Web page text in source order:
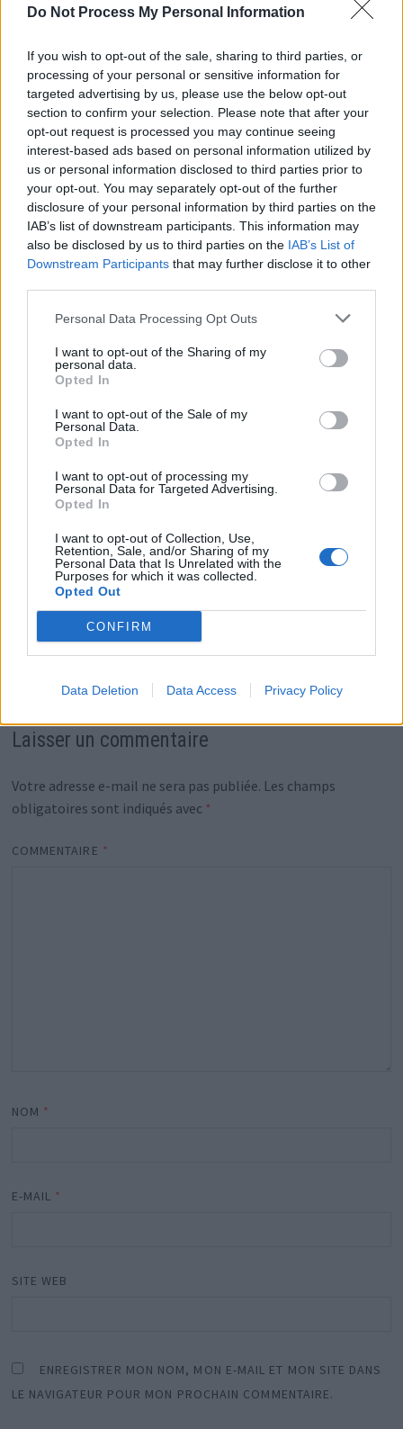
Do Not Process My Personal Information
If you wish to opt-out of the sale, sharing to third parties, or
processing of your personal or sensitive information for
targeted advertising by us, please use the below opt-out
section to confirm your selection. Please note that after your
opt-out request is processed you may continue seeing
interest-based ads based on personal information utilized by
us or personal information disclosed to third parties prior to
your opt-out. You may separately opt-out of the further
disclosure of your personal information by third parties on the
IAB’s list of downstream participants. This information may
also be disclosed by us to third parties on the IAB’s List of
Downstream Participants that may further disclose it to other
Personal Data Processing Opt Outs
I want to opt-out of the Sharing of my
personal data.
Opted In
I want to opt-out of the Sale of my
Personal Data.
Opted In
I want to opt-out of processing my
Personal Data for Targeted Advertising.
Opted In
I want to opt-out of Collection, Use,
Retention, Sale, and/or Sharing of my
Personal Data that Is Unrelated with the
Purposes for which it was collected.
Opted Out
CONFIRM
Data Deletion Data Access Privacy Policy
Les confidences de Marc Lavoine sur sa relation avec
14 octobre 2024
Omar Sy condamné par la Justice Suisse pour cette
7 juin 2024
Laisser un commentaire
Votre adresse e-mail ne sera pas publiée. Les champs
obligatoires sont indiqués avec *
COMMENTAIRE *
NOM *
E-MAIL *
SITE WEB
ENREGISTRER MON NOM, MON E-MAIL ET MON SITE DANS
LE NAVIGATEUR POUR MON PROCHAIN COMMENTAIRE.